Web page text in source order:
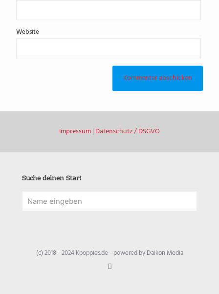
Website
Impressum| Datenschutz / DSGVO
Suche deinen Star!
(c) 2018 - 2024 Kpoppies.de - powered by Daikon Media